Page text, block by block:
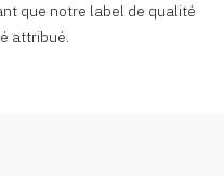
que notre label de qualité
attribué.